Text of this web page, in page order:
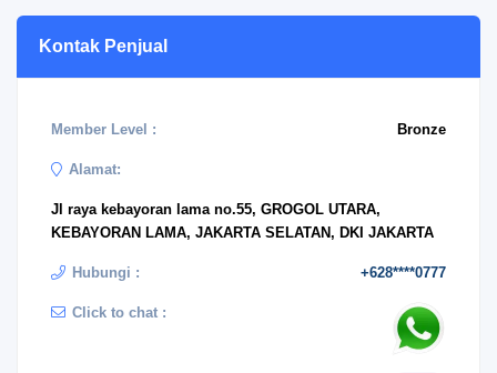
Kontak Penjual
Member Level : Bronze
Alamat:
Jl raya kebayoran lama no.55, GROGOL UTARA,
KEBAYORAN LAMA, JAKARTA SELATAN, DKI JAKARTA
Hubungi : +628****0777
Click to chat :